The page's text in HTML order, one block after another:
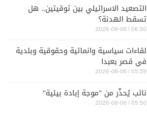
التصعيد الاسرائيلي بين توقيتين.. هل
تسقط الهدنة؟
06:00 | 2026-08-06
لقاءات سياسية وانمائية وحقوقية وبلدية
في قصر بعبدا
05:59 | 2026-08-06
نائب يُحذّر من "موجة إبادة بيئية"
05:50 | 2026-08-06